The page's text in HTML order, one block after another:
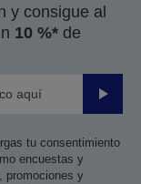
y consigue al
10 %* de
Enviar
tu consentimiento
encuestas y
promociones y